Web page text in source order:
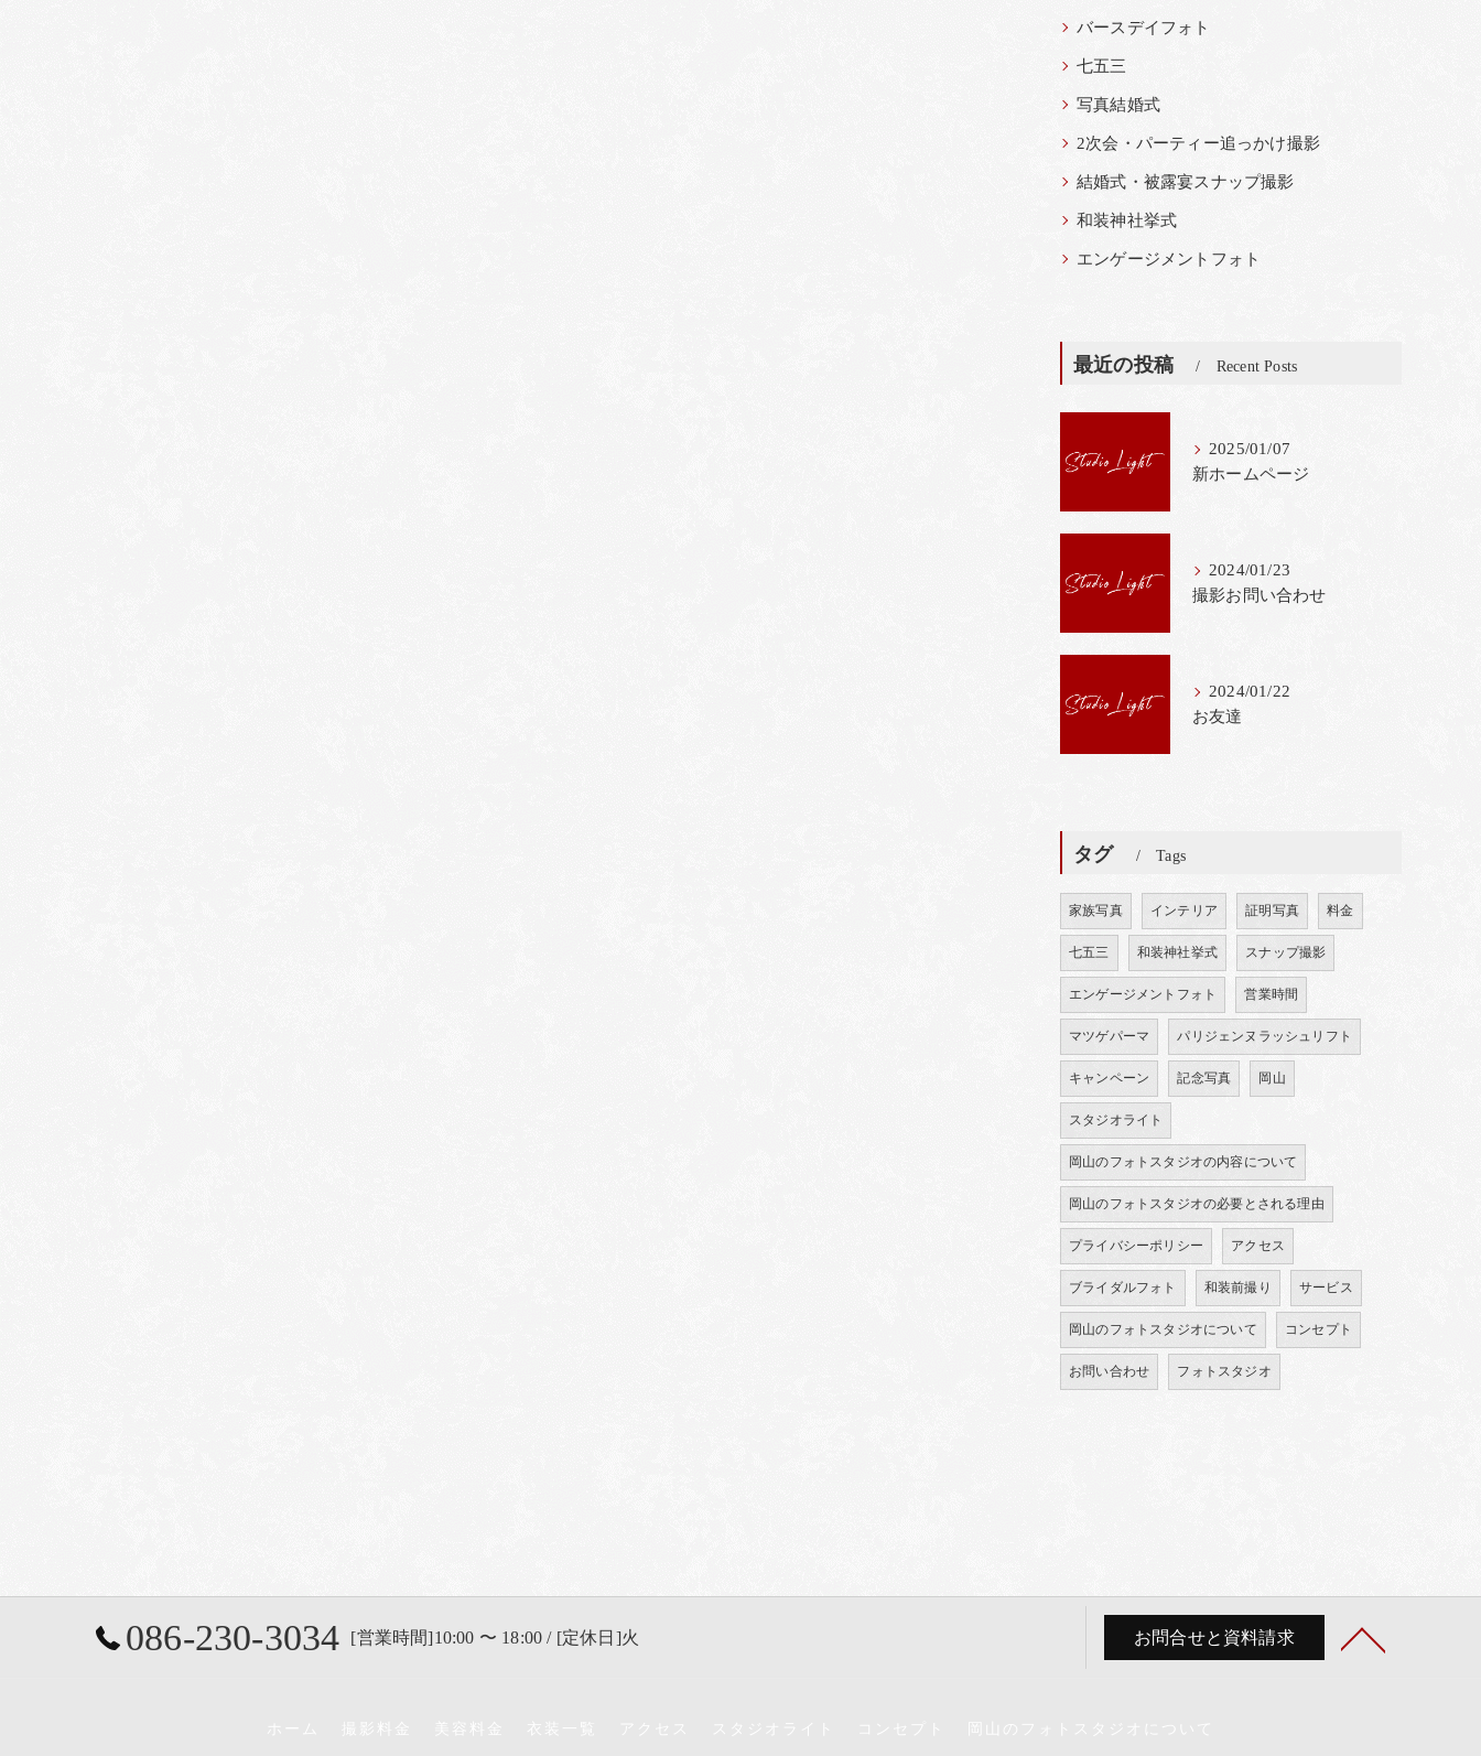
バースデイフォト
七五三
写真結婚式
2次会・パーティー追っかけ撮影
結婚式・被露宴スナップ撮影
和装神社挙式
エンゲージメントフォト
最近の投稿 Recent Posts
2025/01/07
新ホームページ
2024/01/23
撮影お問い合わせ
2024/01/22
お友達
タグ Tags
家族写真 インテリア 証明写真 料金
七五三 和装神社挙式 スナップ撮影
エンゲージメントフォト 営業時間
マツゲパーマ パリジェンヌラッシュリフト
キャンペーン 記念写真 岡山
スタジオライト
岡山のフォトスタジオの内容について
岡山のフォトスタジオの必要とされる理由
プライバシーポリシー アクセス
ブライダルフォト 和装前撮り サービス
岡山のフォトスタジオについて コンセプト
お問い合わせ フォトスタジオ
086-230-3034 [営業時間]10:00 〜 18:00 / [定休日]火 お問合せと資料請求